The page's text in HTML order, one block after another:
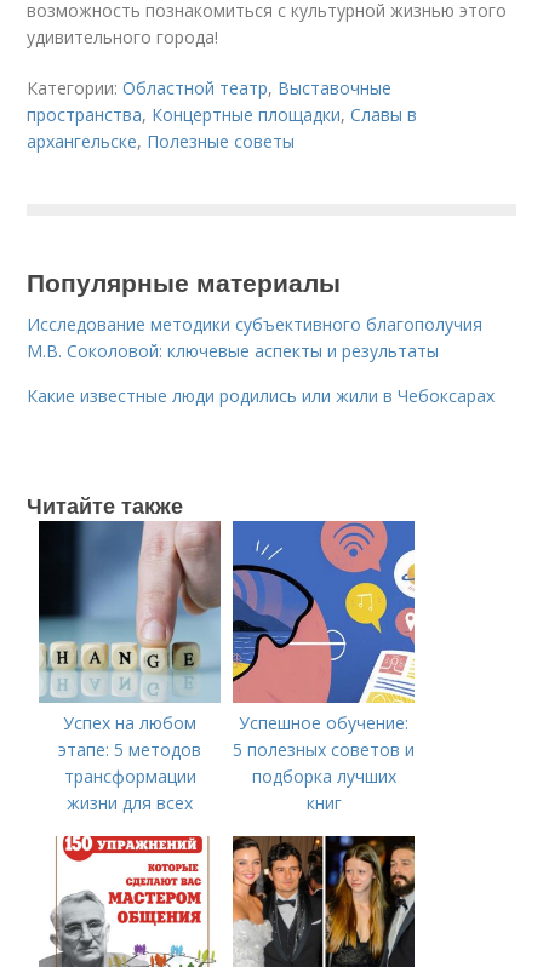
возможность познакомиться с культурной жизнью этого
удивительного города!
Категории:Областной театр, Выставочные
пространства, Концертные площадки,Славы в
архангельске, Полезные советы
Популярные материалы
Исследование методики субъективного благополучия
М.В. Соколовой: ключевые аспекты и результаты
Какие известные люди родились или жили в Чебоксарах
Читайте также
Успех на любом
этапе: 5 методов
трансформации
жизни для всех
Успешное обучение:
5 полезных советов и
подборка лучших
книг